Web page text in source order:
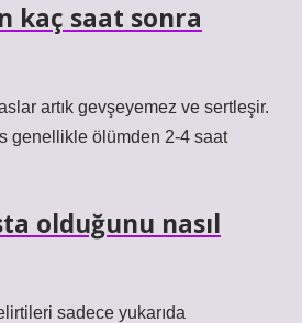
kaç saat sonra
artık gevşeyemez ve sertleşir.
genellikle ölümden 2-4 saat
olduğunu nasıl
sadece yukarıda